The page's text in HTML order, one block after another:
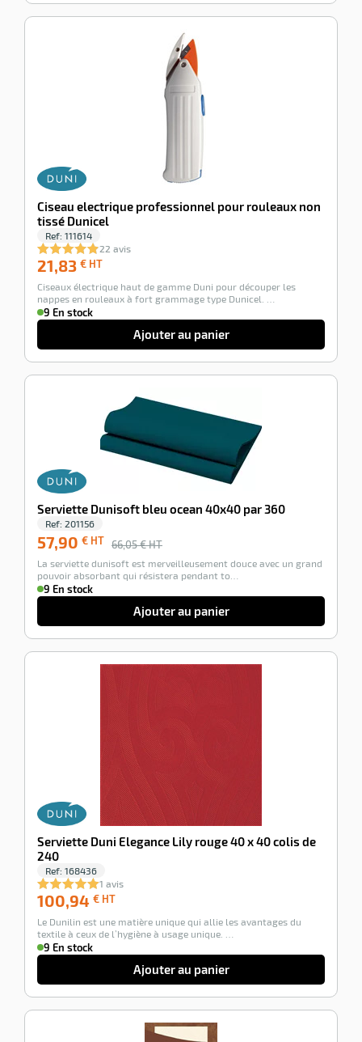
Ciseau electrique professionnel pour rouleaux non
tissé Dunicel
Ref: 111614
22 avis
21,83 € HT
HT
Ciseaux électrique haut de gamme Duni pour découper les
nappes en rouleaux à fort grammage type Dunicel. …
9 En stock
Ajouter au panier
Serviette Dunisoft bleu ocean 40x40 par 360
Ref: 201156
57,90 € HT 66,05 € HT
La serviette dunisoft est merveilleusement douce avec un grand
pouvoir absorbant qui résistera pendant to…
9 En stock
Ajouter au panier
Serviette Duni Elegance Lily rouge 40 x 40 colis de
240
Ref: 168436
1 avis
100,94 € HT
HT
Le Dunilin est une matière unique qui allie les avantages du
textile à ceux de l’hygiène à usage unique. …
9 En stock
Ajouter au panier